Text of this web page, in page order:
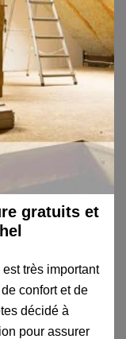
gratuits et
très important
confort et de
décidé à
pour assurer